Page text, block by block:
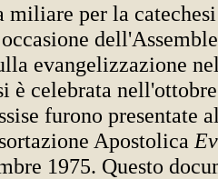
miliare per la
evangelizzazione
è celebrata
furono presentate
Apostolica
1975. Questo